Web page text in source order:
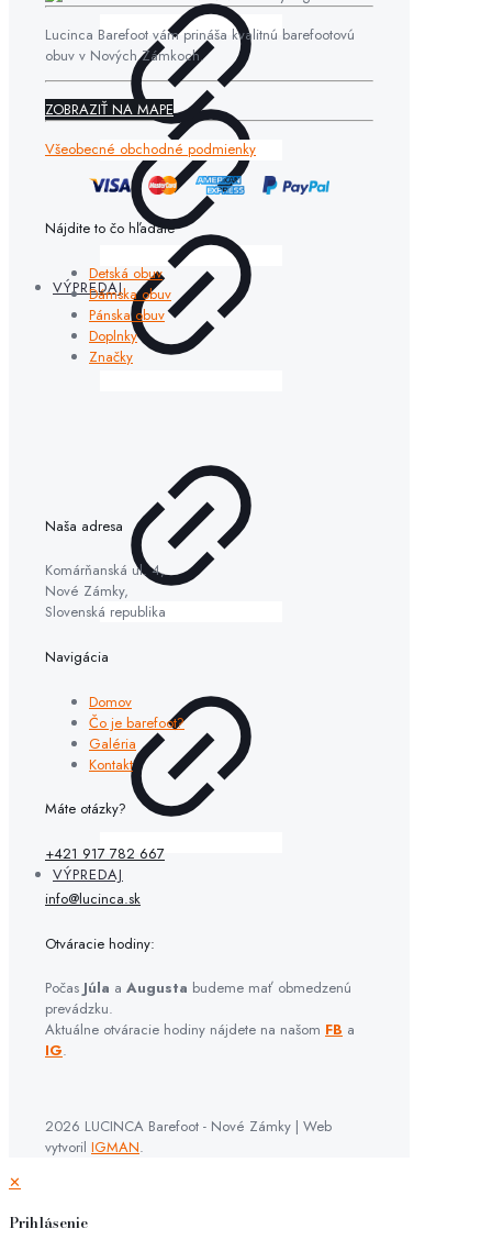
VÝPREDAJ
VÝPREDAJ
Lucinca Barefoot vám prináša kvalitnú barefootovú
obuv v Nových Zámkoch.
ZOBRAZIŤ NA MAPE
Všeobecné obchodné podmienky
Nájdite to čo hľadáte
Detská obuv
Dámska obuv
Pánska obuv
Doplnky
Značky
Naša adresa
Komárňanská ul. 4,
Nové Zámky,
Slovenská republika
Navigácia
Domov
Čo je barefoot?
Galéria
Kontakt
Máte otázky?
+421 917 782 667
info@lucinca.sk
Otváracie hodiny:
Počas Júla a Augusta budeme mať obmedzenú
prevádzku.
Aktuálne otváracie hodiny nájdete na našom FB a
IG.
2026 LUCINCA Barefoot - Nové Zámky | Web
vytvoril IGMAN.
✕
Prihlásenie